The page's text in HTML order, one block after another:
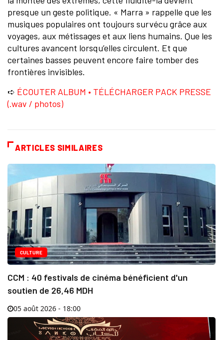
presque un geste politique. « Marra » rappelle que les
musiques populaires ont toujours survécu grâce aux
voyages, aux métissages et aux liens humains. Que les
cultures avancent lorsqu’elles circulent. Et que
certaines basses peuvent encore faire tomber des
frontières invisibles.
➪ ÉCOUTER ALBUM • TÉLÉCHARGER PACK PRESSE
(.wav / photos)
ARTICLES SIMILAIRES
CULTURE
CCM : 40 festivals de cinéma bénéficient d'un
soutien de 26,46 MDH
05 août 2026 - 18:00